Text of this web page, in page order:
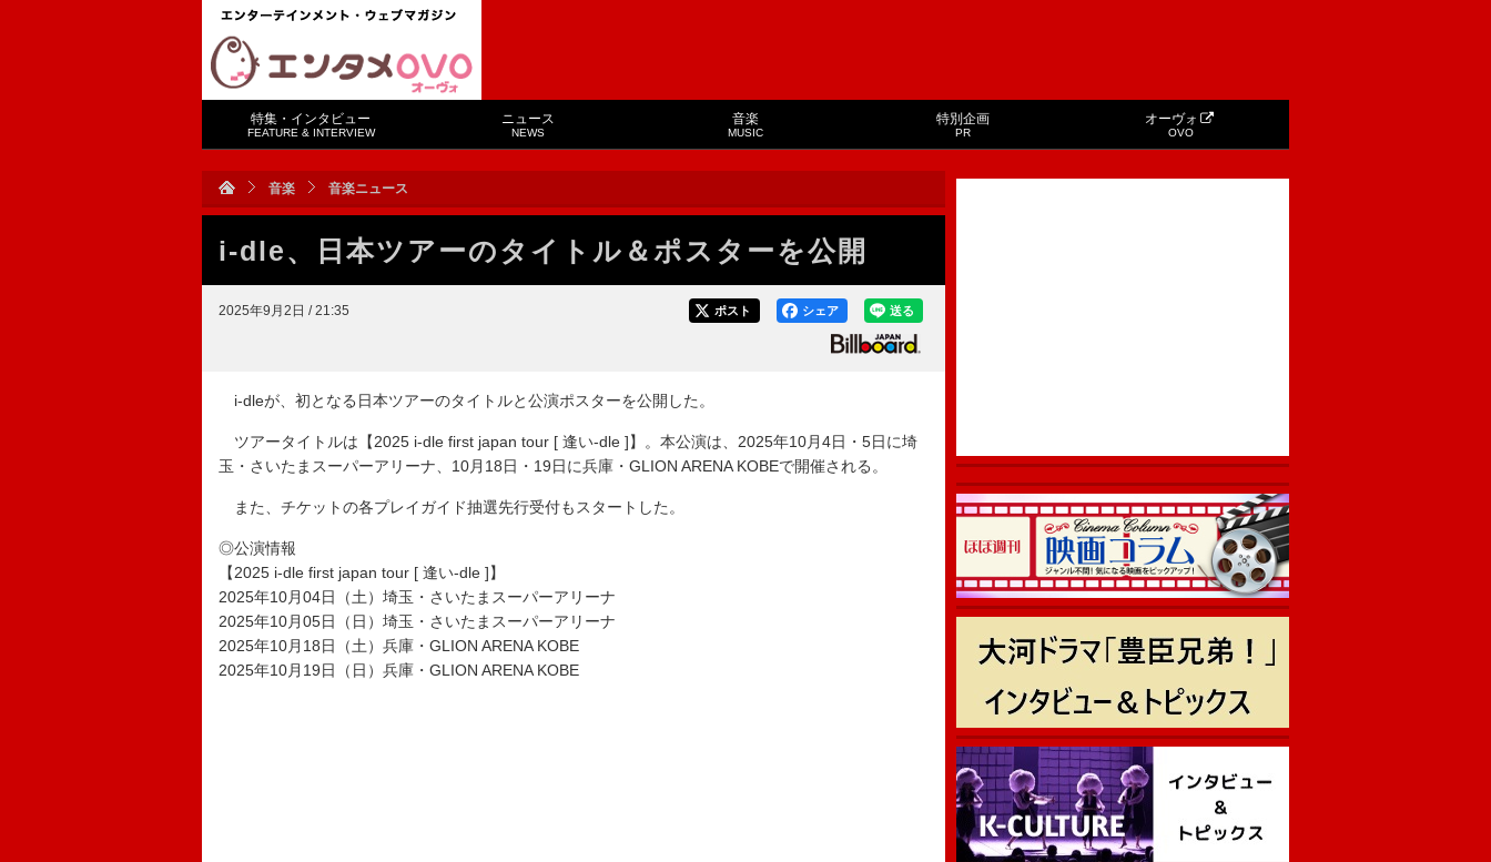
特集・インタビュー
FEATURE & INTERVIEW
ニュース
NEWS
音楽
MUSIC
特別企画
PR
オーヴォ
OVO
音楽 音楽ニュース
i-dle、日本ツアーのタイトル＆ポスターを公開
2025年9月2日 / 21:35 送る
シェア
ポスト
i-dleが、初となる日本ツアーのタイトルと公演ポスターを公開した。
ツアータイトルは【2025 i-dle first japan tour [ 逢い-dle ]】。本公演は、2025年10月4日・5日に埼
玉・さいたまスーパーアリーナ、10月18日・19日に兵庫・GLION ARENA KOBEで開催される。
また、チケットの各プレイガイド抽選先行受付もスタートした。
◎公演情報
【2025 i-dle first japan tour [ 逢い-dle ]】
2025年10月04日（土）埼玉・さいたまスーパーアリーナ
2025年10月05日（日）埼玉・さいたまスーパーアリーナ
2025年10月18日（土）兵庫・GLION ARENA KOBE
2025年10月19日（日）兵庫・GLION ARENA KOBE